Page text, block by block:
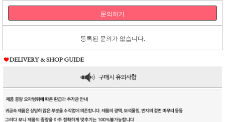
문의하기
등록된 문의가 없습니다.